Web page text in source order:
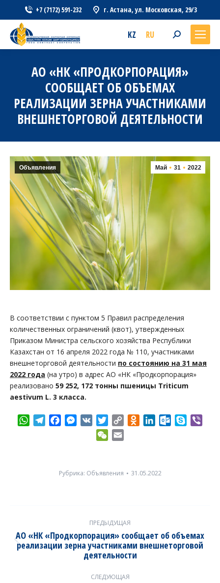
+7 (7172) 591-232 г. Астана, ул. Московская, 29/3
KZ RU Search:
АО «НК «ПРОДКОРПОРАЦИЯ»
СООБЩАЕТ ОБ ОБЪЕМАХ
РЕАЛИЗАЦИИ ЗЕРНА УЧАСТНИКАМИ
ВНЕШНЕТОРГОВОЙ ДЕЯТЕЛЬНОСТИ
Май 31 2022
Объявления
В соответствии с пунктом 5 Правил распределения
количественных ограничений (квот), утвержденных
Приказом Министра сельского хозяйства Республики
Казахстан от 16 апреля 2022 года № 110, участниками
внешнеторговой деятельности по состоянию на 31 мая
2022 года (на утро) в адрес АО «НК «Продкорпорация»
реализовано 59 252, 172 тонны пшеницы Triticum
aestivum L. 3 класса.
WhatsApp
TelegramFacebookMessenger
VK Twitter
Copy
Odnoklassniki
LinkedInOutlook.com
Skype
WeChat
Рубрика: Объявления 31.05.2022
navigation
ПРЕДЫДУЩАЯ
Previous
post:
АО «НК «Продкорпорация» сообщает об объемах
реализации зерна участниками внешнеторговой
деятельности
СЛЕДУЮЩАЯ